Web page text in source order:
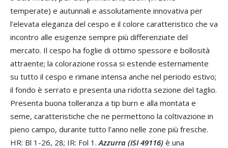
temperate) e autunnali e assolutamente innovativa per
l’elevata eleganza del cespo e il colore caratteristico che va
incontro alle esigenze sempre più differenziate del
mercato. Il cespo ha foglie di ottimo spessore e bollosità
attraente; la colorazione rossa si estende esternamente
su tutto il cespo e rimane intensa anche nel periodo estivo;
il fondo è serrato e presenta una ridotta sezione del taglio.
Presenta buona tolleranza a tip burn e alla montata e
seme, caratteristiche che ne permettono la coltivazione in
pieno campo, durante tutto l’anno nelle zone più fresche.
HR: Bl 1-26, 28; IR: Fol 1. Azzurra (ISI 49116) è una